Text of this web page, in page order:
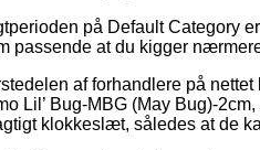
på Default Category
passende at du kigger
af forhandlere på
Lil’ Bug-MBG (May Bug)-
klokkeslæt, således at de